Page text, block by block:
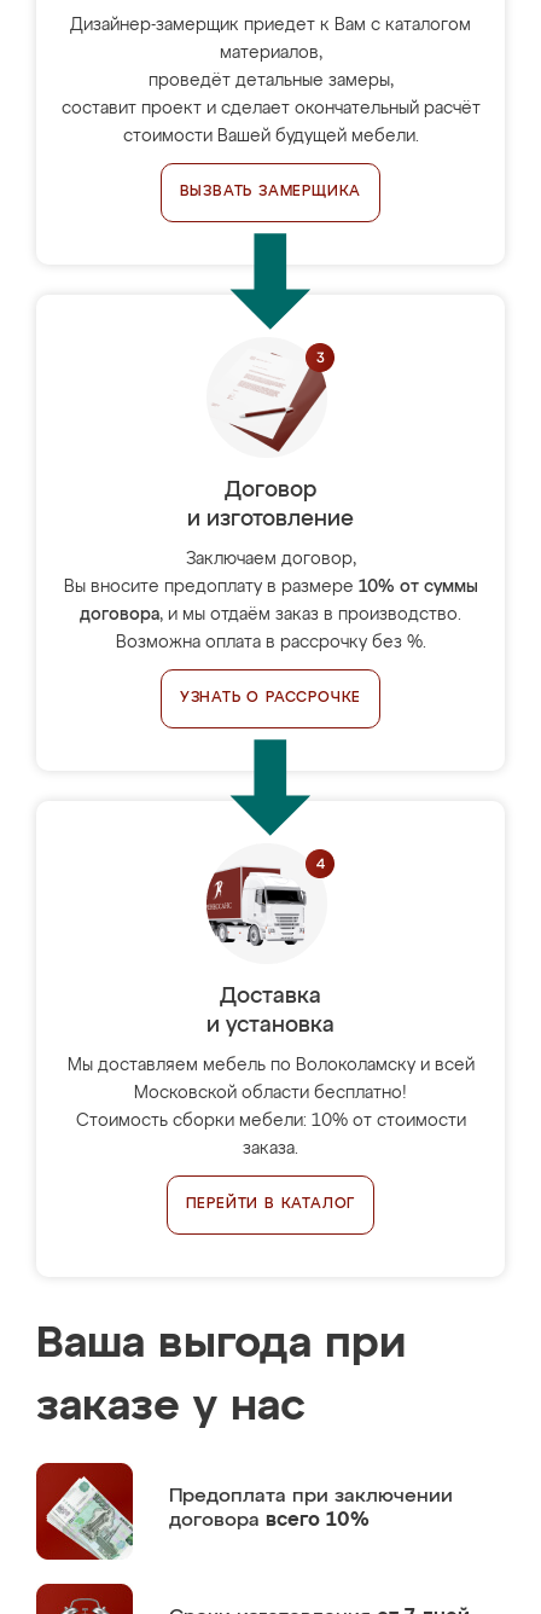
Дизайнер-замерщик приедет к Вам с каталогом
материалов,
проведёт детальные замеры,
составит проект и сделает окончательный расчёт
стоимости Вашей будущей мебели.
ВЫЗВАТЬ ЗАМЕРЩИКА
Договор
и изготовление
Заключаем договор,
Вы вносите предоплату в размере 10% от суммы
договора, и мы отдаём заказ в производство.
Возможна оплата в рассрочку без %.
УЗНАТЬ О РАССРОЧКЕ
Доставка
и установка
Мы доставляем мебель по Волоколамску и всей
Московской области бесплатно!
Стоимость сборки мебели: 10% от стоимости
заказа.
ПЕРЕЙТИ В КАТАЛОГ
Ваша выгода при
заказе у нас
Предоплата при заключении
договора всего 10%